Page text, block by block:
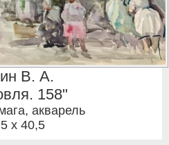
В. А.
158"
акварель
x 40,5